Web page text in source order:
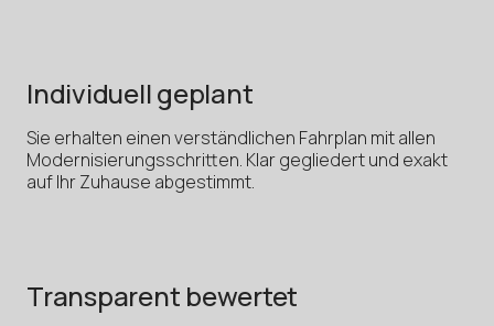
Individuell geplant
Sie erhalten einen verständlichen Fahrplan mit allen
Modernisierungsschritten. Klar gegliedert und exakt
auf Ihr Zuhause abgestimmt.
Transparent bewertet